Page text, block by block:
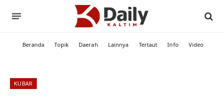
Beranda Topik Daerah Lainnya Tertaut Info Video
KUBAR